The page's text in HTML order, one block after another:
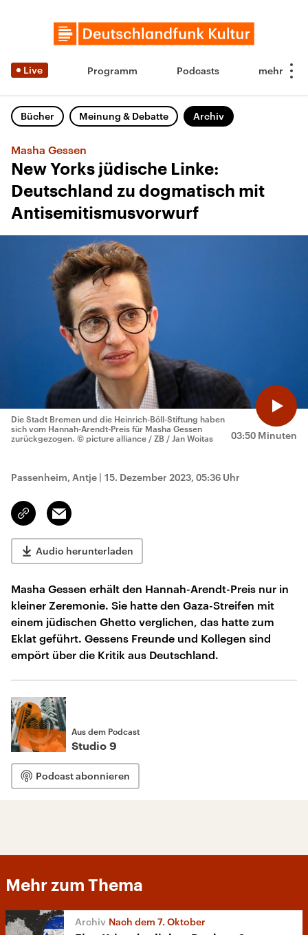
Live Programm Podcasts
Bücher Meinung & Debatte Archiv
Masha Gessen
New Yorks jüdische Linke:
Deutschland zu dogmatisch mit
Antisemitismusvorwurf
03:50 Minuten
Die Stadt Bremen und die Heinrich-Böll-Stiftung haben
sich vom Hannah-Arendt-Preis für Masha Gessen
zurückgezogen. © picture alliance / ZB / Jan Woitas
Passenheim, Antje | 15. Dezember 2023, 05:36 Uhr
Link
kopieren/teilen
Email
Audio herunterladen
Masha Gessen erhält den Hannah-Arendt-Preis nur in
kleiner Zeremonie. Sie hatte den Gaza-Streifen mit
einem jüdischen Ghetto verglichen, das hatte zum
Eklat geführt. Gessens Freunde und Kollegen sind
empört über die Kritik aus Deutschland.
Aus dem Podcast
Studio 9
Podcast abonnieren
Mehr zum Thema
Nach dem 7. Oktober